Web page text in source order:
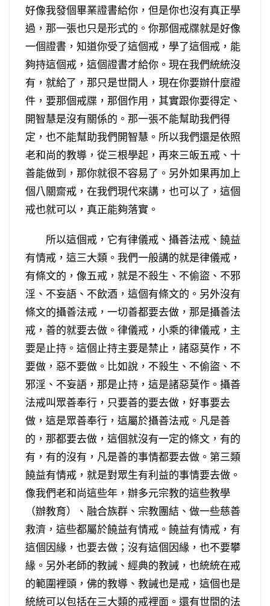
好像我發個畢業證書給你，但是你也沒有真正學
過，那一張也只是形式的。你那個戒牒就是好像
一個證書，知道你受了這個戒，學了這個戒，能
夠持這個戒，這個證書才給你。現在我們統統沒
有，就給了，那只是世間人，現在你要辦什麼證
件，要那個戒牒，那個作用，其實跟你要得定、
開智慧是沒有關係的。那一張不能幫助我們得
定，也不能幫助我們開智慧。所以我們還是依照
老和尚的教導，從三根學起，再來三皈五戒、十
善能做到，那你就很不容易了。另外如果再加上
個八關齋戒，在我們現代來講，也可以了，這個
戒也就可以，真正能夠落實。
所以這個戒，它有律儀戒、攝善法戒、饒益
有情戒，這三大類。我們一般講的就是律儀戒，
有條文的，像五戒，就是不殺生、不偷盜、不邪
淫、不妄語、不飲酒，這個有條文的。另外沒有
條文的攝善法戒，一切善都要去做，那是攝善法
戒，善的就要去做。律儀戒，小乘的律儀戒，主
要是止持。這個止持主要是禁止，諸惡莫作，不
要做，惡不要做。比如說，不殺生、不偷盜、不
邪淫、不妄語，那是止持，這是諸惡莫作。攝善
法戒叫眾善奉行，只要善的要去做，好事要去
做，這是眾善奉行，這屬於攝善法戒。凡是善
的，那都要去做，這個就沒有一定的條文，有的
有，有的沒有，凡是善的事情都要去做。第三類
饒益有情戒，就是對眾生有利益的事情要去做。
像我們老和尚這些年，辦多元宗教的這些教學
（辦教育）、融合族群、宗教團結、做一些慈善
救濟，這些都屬於饒益有情戒。饒益有情戒，有
這個因緣，也要去做；沒有這個因緣，也不要攀
緣。另外老師的教誡、經典的教誡，也統統在戒
的範圍裡頭，佛的教導、教誡也是戒，這個也是
統統可以包括在三大類的戒裡面。還有世間的法